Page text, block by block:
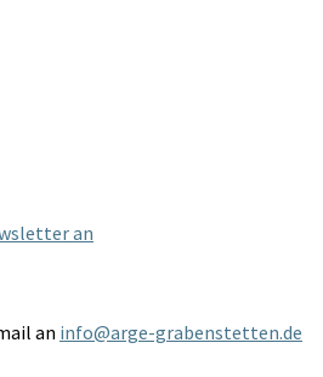
an
an info@arge-grabenstetten.de